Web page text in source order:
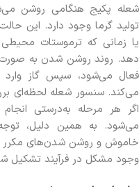
شعله پکیج هنگامی روشن
تولید گرما وجود دارد. این
یا زمانی که ترموستات
دهد. روند روشن شدن به صورت
فعال می‌شود، سپس گاز
می‌کند. سنسور شعله لحظه‌ای
اگر هر مرحله به‌درستی
می‌شود. به همین دلیل،
خاموش و روشن شدن‌های مکرر
وجود مشکل در فرآیند تشکیل